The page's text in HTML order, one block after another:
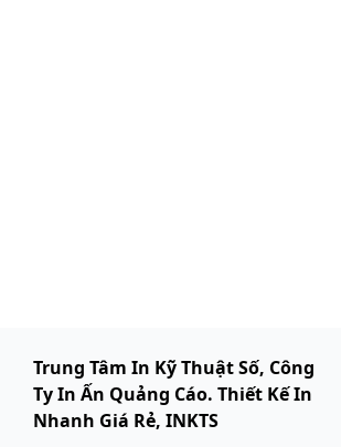
Trung Tâm In Kỹ Thuật Số, Công
Ty In Ấn Quảng Cáo. Thiết Kế In
Nhanh Giá Rẻ, INKTS